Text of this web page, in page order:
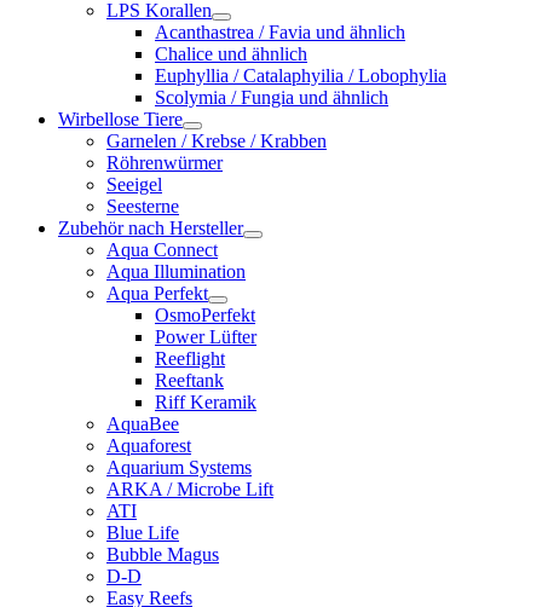
LPS Korallen
Acanthastrea / Favia und ähnlich
Chalice und ähnlich
Euphyllia / Catalaphyilia / Lobophylia
Scolymia / Fungia und ähnlich
Wirbellose Tiere
Garnelen / Krebse / Krabben
Röhrenwürmer
Seeigel
Seesterne
Zubehör nach Hersteller
Aqua Connect
Aqua Illumination
Aqua Perfekt
OsmoPerfekt
Power Lüfter
Reeflight
Reeftank
Riff Keramik
AquaBee
Aquaforest
Aquarium Systems
ARKA / Microbe Lift
ATI
Blue Life
Bubble Magus
D-D
Easy Reefs